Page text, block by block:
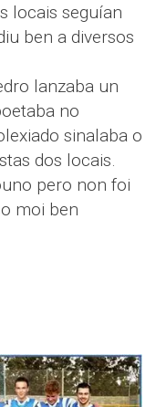
locais seguían
ben a diversos
lanzaba un
no
sinalaba o
dos locais.
pero non foi
moi ben